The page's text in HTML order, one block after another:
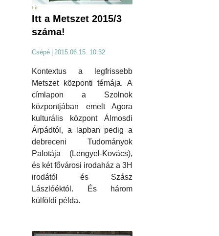
hír
Itt a Metszet 2015/3
száma!
Csépé 2015.06.15. 10:32
Kontextus a legfrissebb
Metszet központi témája. A
címlapon a Szolnok
központjában emelt Agora
kulturális központ Álmosdi
Árpádtól, a lapban pedig a
debreceni Tudományok
Palotája (Lengyel-Kovács),
és két fővárosi irodaház a 3H
irodától és Szász
Lászlóéktól. És három
külföldi példa.